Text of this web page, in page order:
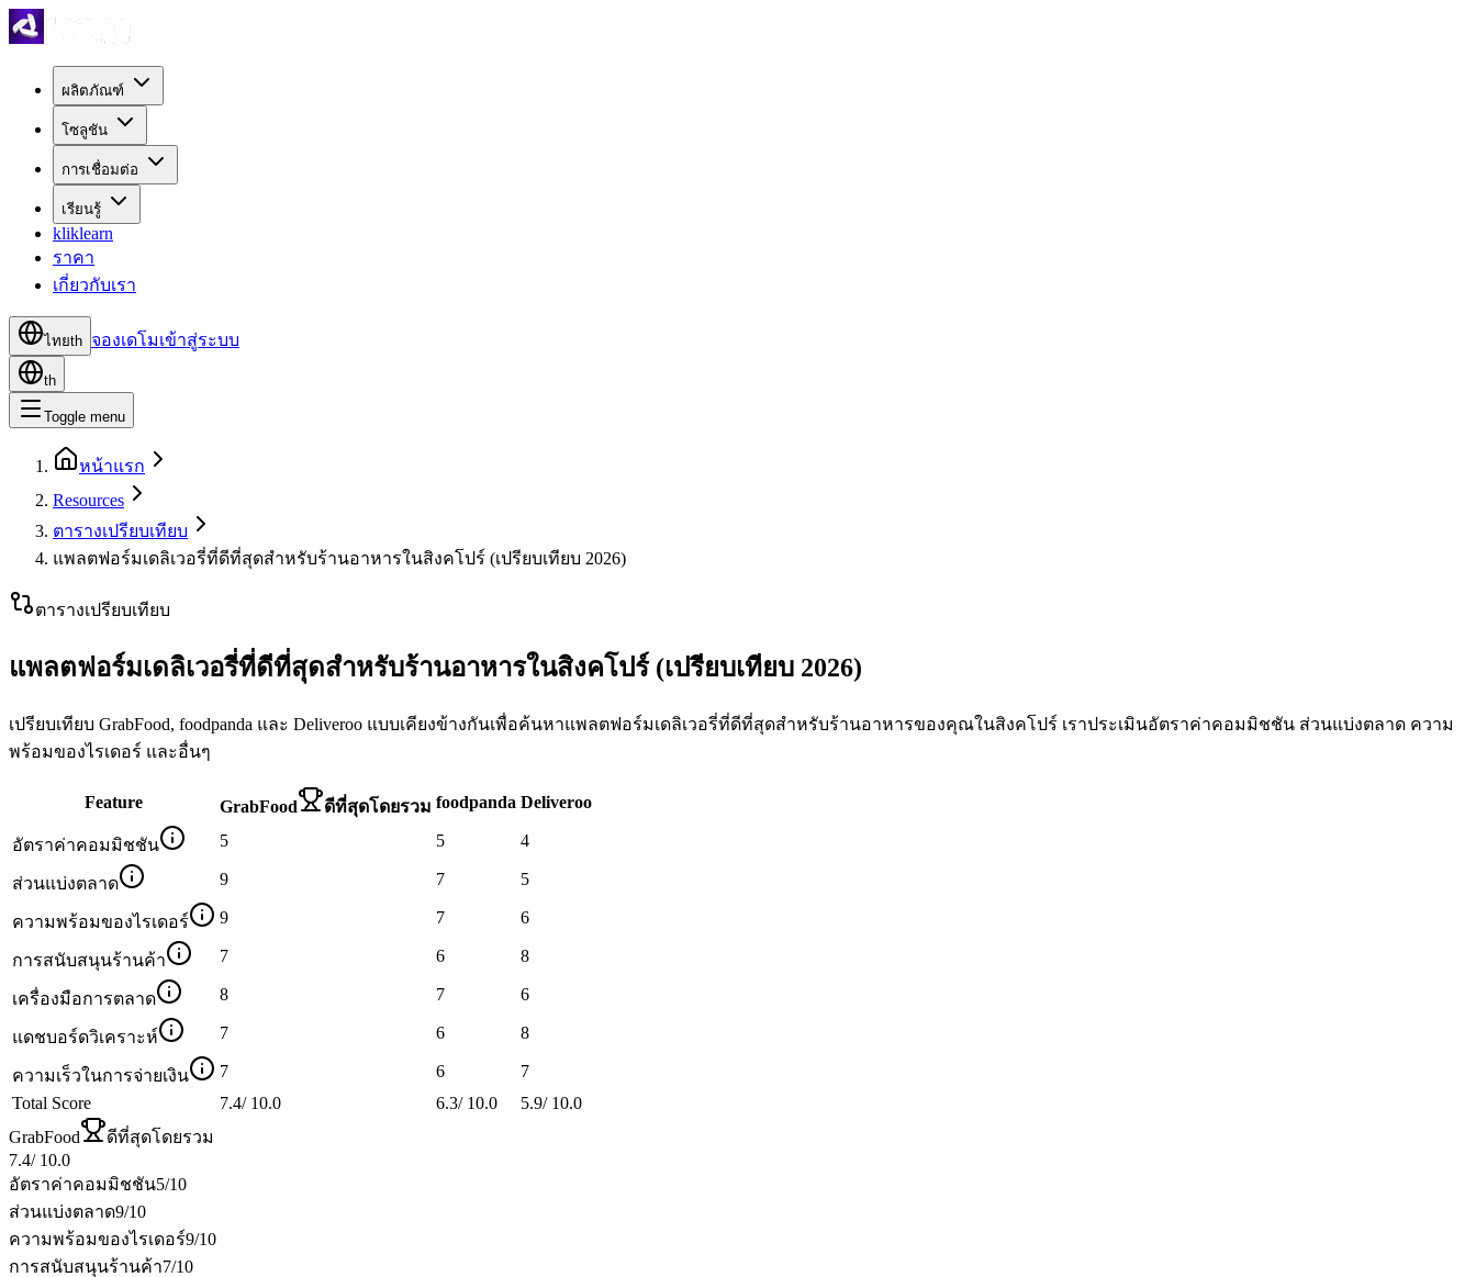
ผลิตภัณฑ์
โซลูชัน
การเชื่อมต่อ
เรียนรู้
kliklearn
ราคา
เกี่ยวกับเรา
ไทยth จองเดโมเข้าสู่ระบบ
th
Toggle menu
หน้าแรก
Resources
ตารางเปรียบเทียบ
แพลตฟอร์มเดลิเวอรี่ที่ดีที่สุดสำหรับร้านอาหารในสิงคโปร์ (เปรียบเทียบ 2026)
ตารางเปรียบเทียบ
แพลตฟอร์มเดลิเวอรี่ที่ดีที่สุดสำหรับร้านอาหารในสิงคโปร์ (เปรียบเทียบ 2026)
เปรียบเทียบ GrabFood, foodpanda และ Deliveroo แบบเคียงข้างกันเพื่อค้นหาแพลตฟอร์มเดลิเวอรี่ที่ดีที่สุดสำหรับร้านอาหารของคุณในสิงคโปร์ เราประเมินอัตราค่าคอมมิชชัน ส่วนแบ่งตลาด ความ
พร้อมของไรเดอร์ และอื่นๆ
Feature GrabFood ดีที่สุดโดยรวม foodpanda Deliveroo
อัตราค่าคอมมิชชัน 5 5 4
ส่วนแบ่งตลาด 9 7 5
ความพร้อมของไรเดอร์ 9 7 6
การสนับสนุนร้านค้า 7 6 8
เครื่องมือการตลาด 8 7 6
แดชบอร์ดวิเคราะห์ 7 6 8
ความเร็วในการจ่ายเงิน 7 6
7
Total Score
7.4/ 10.0 6.3/ 10.0 5.9/ 10.0
GrabFood
ดีที่สุดโดยรวม
7.4/ 10.0
อัตราค่าคอมมิชชัน5/10
ส่วนแบ่งตลาด9/10
ความพร้อมของไรเดอร์9/10
การสนับสนุนร้านค้า7/10